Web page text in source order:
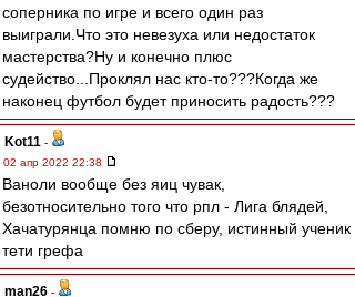
соперника по игре и всего один раз
выиграли.Что это невезуха или недостаток
мастерства?Ну и конечно плюс
судейство...Проклял нас кто-то???Когда же
наконец футбол будет приносить радость???
Kot11 -
02 апр 2022 22:38
Ваноли вообще без яиц чувак,
безотносительно того что рпл - Лига блядей,
Хачатурянца помню по сберу, истинный ученик
тети грефа
man26 -